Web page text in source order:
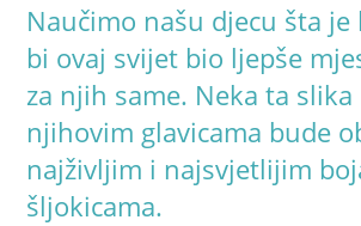
Naučimo našu djecu šta je
bi ovaj svijet bio ljepše
za njih same. Neka ta
njihovim glavicama bude
najživljim i najsvjetlijim
šljokicama.